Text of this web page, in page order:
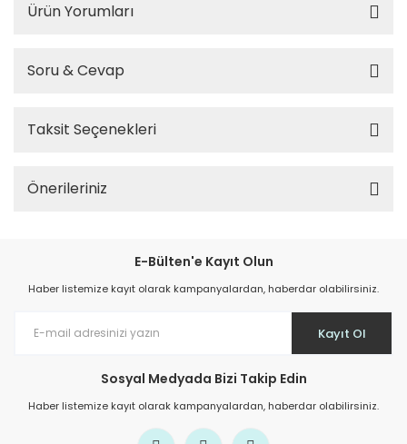
Ürün Yorumları
Soru & Cevap
Taksit Seçenekleri
Önerileriniz
E-Bülten'e Kayıt Olun
Haber listemize kayıt olarak kampanyalardan, haberdar olabilirsiniz.
Kayıt Ol
Sosyal Medyada Bizi Takip Edin
Haber listemize kayıt olarak kampanyalardan, haberdar olabilirsiniz.